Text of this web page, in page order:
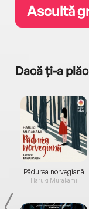
Ascultă
Dacă ți-a
Pădurea norvegiană
Haruki Murakami